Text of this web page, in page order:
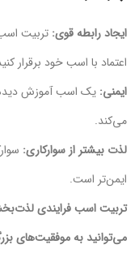
ایجاد رابطه قوی: تربیت
اعتماد با اسب خود برقرار
ایمنی: یک اسب آموزش دیده،
می‌کند.
لذت بیشتر از سوارکاری:
ایمن‌تر است.
تربیت اسب فرایندی
می‌توانید به موفقیت‌های